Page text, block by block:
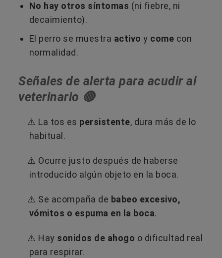
No hay otros síntomas (ni fiebre, ni
decaimiento).
El perro se muestra activo y come con
normalidad.
Señales de alerta para acudir al
veterinario 🔴
⚠️ La tos es persistente, dura más de lo
habitual.
⚠️ Ocurre justo después de haberse
introducido algún objeto en la boca.
⚠️ Se acompaña de babeo excesivo,
vómitos o espuma en la boca.
⚠️ Hay sonidos de ahogo o dificultad real
para respirar.